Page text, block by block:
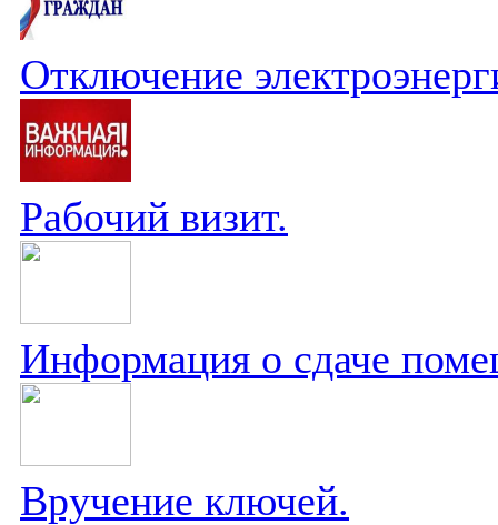
Отключение
Рабочий визит.
Информация о сдаче
Вручение ключей.